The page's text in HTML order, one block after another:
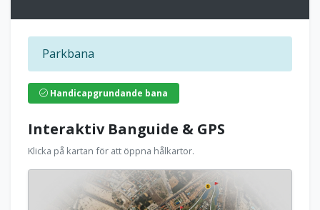
Parkbana
Handicapgrundande bana
Interaktiv Banguide & GPS
Klicka på kartan för att öppna hålkartor.